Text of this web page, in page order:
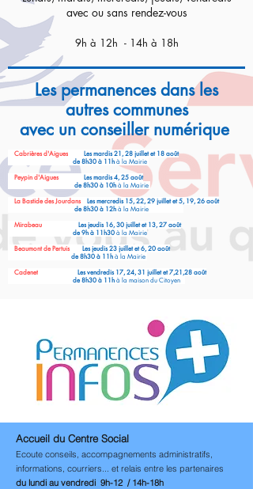
avec ou sans rendez-vous
9h à 12h - 14h à 18h
Les permanences dans les
autres communes
avec un conseiller numérique
Cabrières d'Aigues
Les mardis 21, 28 juillet et 18 août
de 8h30 à 11h à la Mairie
Peypin d'Aigues
Les mardis 4, 25 août
de 8h30 à 10h à la Mairie
La Bastide des Jourdans
Les mercredis 15, 22, 29 juillet et 5, 19, 26 août
de 8h30 à 12h à la Mairie
Mirabeau
Les jeudis 16, 30 juillet et 13, 27 août
de 9h à 11h30 à la Mairie
Beaumont de Pertuis
Les jeudis 23 juillet et 6, 20 août
de 8h30 à 11h à la Mairie
Cadenet
Les vendredis 17, 24, 31 juillet et 7,21,28 août
de 8h30 à 11h à la maison du Citoyen
Accueil du Centre Social
Ecoute conseils, accompagnements administratifs,
informations, courriers... et relais entre les partenaires
du lundi au vendredi 9h-12 / 14h-18h